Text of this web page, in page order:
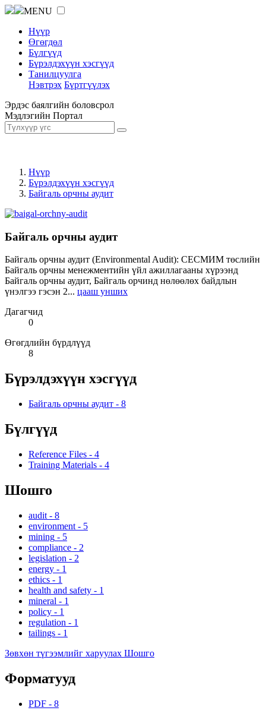
MENU
Нүүр
Өгөгдөл
Бүлгүүд
Бүрэлдэхүүн хэсгүүд
Танилцуулга
Нэвтрэх Бүртгүүлэх
Эрдэс баялгийн боловсрол
Мэдлэгийн Портал
Нүүр
Бүрэлдэхүүн хэсгүүд
Байгаль орчны аудит
Байгаль орчны аудит
Байгаль орчны аудит (Environmental Audit): СЕСМИМ төслийн
Байгаль орчны менежментийн үйл ажиллагааны хүрээнд
Байгаль орчны аудит, Байгаль орчинд нөлөөлөх байдлын
үнэлгээ гэсэн 2... цааш унших
Дагагчид
0
Өгөгдлийн бүрдлүүд
8
Бүрэлдэхүүн хэсгүүд
Байгаль орчны аудит - 8
Бүлгүүд
Reference Files - 4
Training Materials - 4
Шошго
audit - 8
environment - 5
mining - 5
compliance - 2
legislation - 2
energy - 1
ethics - 1
health and safety - 1
mineral - 1
policy - 1
regulation - 1
tailings - 1
Зөвхөн түгээмлийг харуулах Шошго
Форматууд
PDF - 8